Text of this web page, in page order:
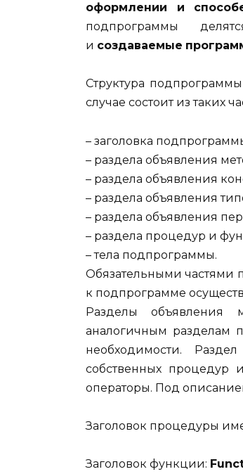
оформлении и
подпрограммы
и создаваемые
Структура
случае состоит из таких
– заголовка
– раздела объявления
– раздела объявления
– раздела объявления
– раздела объявления
– раздела процедур и
– тела подпрограммы.
Обязательными частями
к подпрограмме
Разделы объявления
аналогичным разделам
необходимости.
собственных процедур
операторы. Под
Заголовок процедуры
Заголовок функции: